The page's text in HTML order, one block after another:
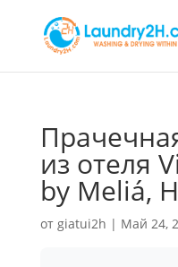
из отеля
by Meliá,
от giatui2h | Май 24,